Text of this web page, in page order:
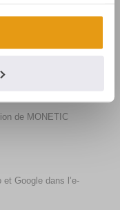
de MONETIC
Google dans l’e-